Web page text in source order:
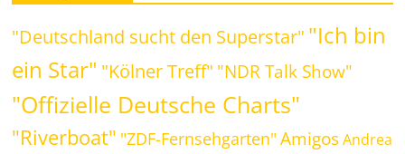
"Deutschland sucht den Superstar" "Ich bin
ein Star" "Kölner Treff" "NDR Talk Show"
"Offizielle Deutsche Charts"
"Riverboat" "ZDF-Fernsehgarten" Amigos Andrea